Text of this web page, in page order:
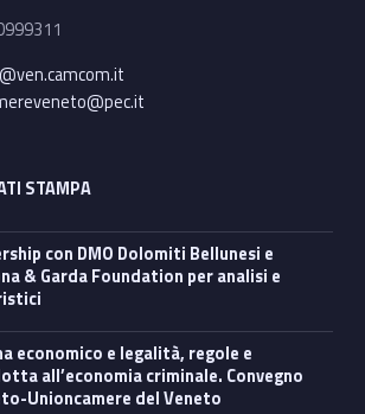
STAMPA
& Garda Foundation per analisi e
all’economia criminale. Convegno
Unioncamere del Veneto